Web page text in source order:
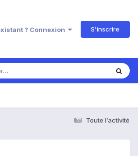
? Connexion S’inscrire
Toute l’activité